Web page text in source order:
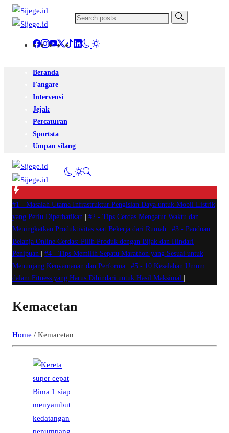
Beranda
Fangare
Intervensi
Jejak
Percaturan
Sportsta
Umpan silang
#1 - Masalah Utama Infrastruktur Pengisian Daya untuk Mobil Listrik
yang Perlu Diperhatikan
#2 - Tips Cerdas Mengatur Waktu dan
Meningkatkan Produktivitas saat Bekerja dari Rumah
#3 - Panduan
Belanja Online Cerdas: Pilih Produk dengan Bijak dan Hindari
Penipuan
#4 - Tips Memilih Sepatu Marathon yang Sesuai untuk
Menunjang Kenyamanan dan Performa
#5 - 10 Kesalahan Umum
dalam Fitness yang Harus Dihindari untuk Hasil Maksimal
Kemacetan
Home / Kemacetan